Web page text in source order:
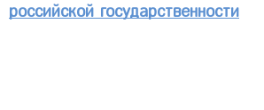
российской государственности